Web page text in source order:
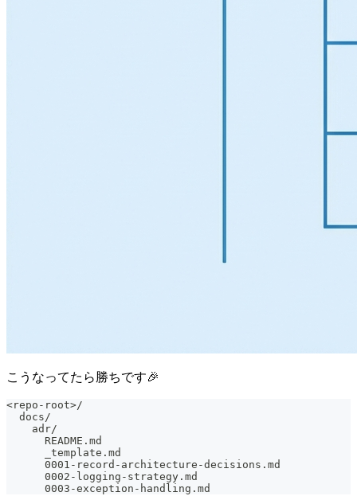
こうなってたら勝ちです🎉
<repo-root>/
  docs/
    adr/
      README.md
      _template.md
      0001-record-architecture-decisions.md
      0002-logging-strategy.md
      0003-exception-handling.md